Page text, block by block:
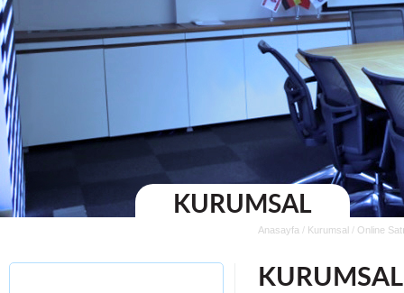
KURUMSAL
Anasayfa / Kurumsal / Online